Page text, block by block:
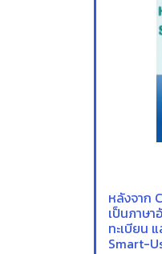
หลังจาก
เป็นภาษ
ทะเบียน
Smart-